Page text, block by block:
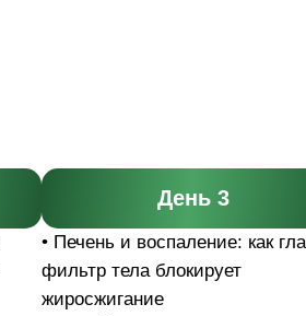
День 3
• Печень и воспаление: как
фильтр тела блокирует
жиросжигание